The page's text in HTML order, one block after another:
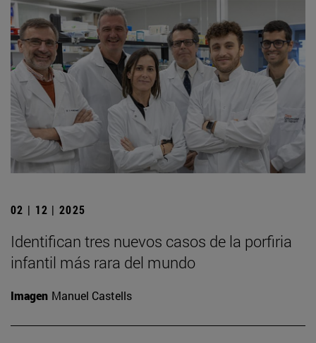
02 | 12 | 2025
Identifican tres nuevos casos de la porfiria
infantil más rara del mundo
Imagen Manuel Castells